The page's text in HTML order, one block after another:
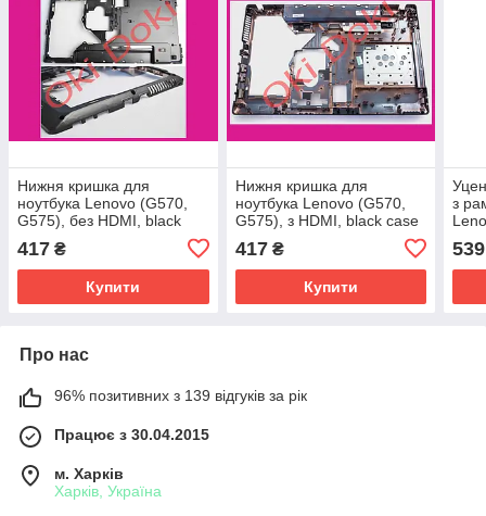
Нижня кришка для
ноутбука Lenovo (G570,
G575), без HDMI, black
417 ₴
Купити
Нижня кришка для
ноутбука Lenovo (G570,
G575), з HDMI, black case
417₴
Купити
з
на
539
Про нас
96% позитивних з 139 відгуків за рік
Працює з 30.04.2015
м. Харків
Харків, Україна